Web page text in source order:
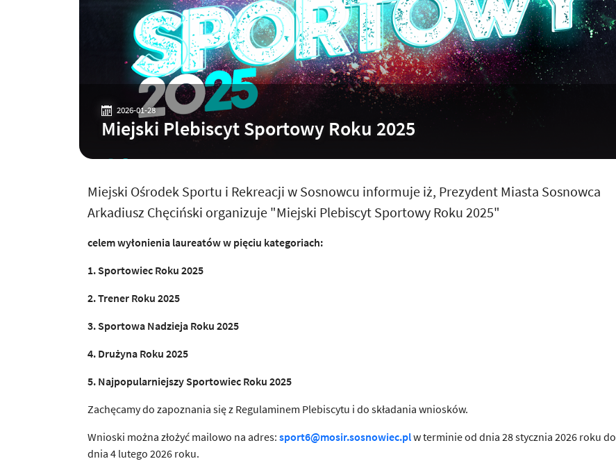
2026-01-28
Miejski Plebiscyt Sportowy Roku 2025
Miejski Ośrodek Sportu i Rekreacji w Sosnowcu informuje iż, Prezydent Miasta Sosnowca
Arkadiusz Chęciński organizuje "Miejski Plebiscyt Sportowy Roku 2025"
celem wyłonienia laureatów w pięciu kategoriach:
1. Sportowiec Roku 2025
2. Trener Roku 2025
3. Sportowa Nadzieja Roku 2025
4. Drużyna Roku 2025
5. Najpopularniejszy Sportowiec Roku 2025
Zachęcamy do zapoznania się z Regulaminem Plebiscytu i do składania wniosków.
Wnioski można złożyć mailowo na adres: sport6@mosir.sosnowiec.plw terminie od dnia 28 stycznia 2026 roku do
dnia 4 lutego 2026 roku.